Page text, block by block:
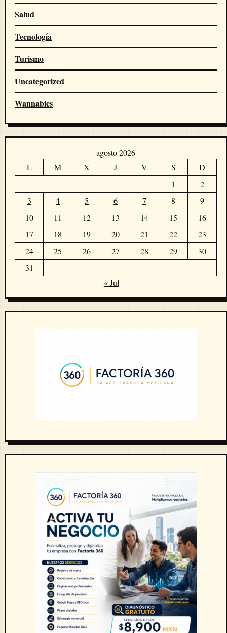
Salud
Tecnología
Turismo
Uncategorized
Wannabies
agosto 2026
L
M X J V S
D
1
2
3
4 5 6 7 8
9
10
11 12 13 14 15
16
17
18 19 20 21 22
23
24
25 26 27 28 29
30
31
« Jul